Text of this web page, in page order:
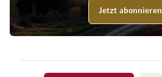
Jetzt abonnieren